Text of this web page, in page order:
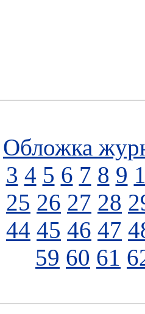
Обложка
3 4 5 6 7 8 9
25 26 27 28
44 45 46 47
59 60 61